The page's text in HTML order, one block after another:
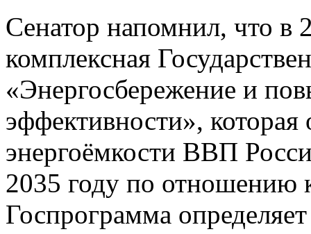
Сенатор напомнил, что в
комплексная
«Энергосбережение и
эффективности»,
энергоёмкости ВВП
2035 году по отношению
Госпрограмма